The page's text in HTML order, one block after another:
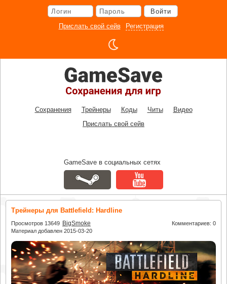
Войти
Прислать свой сейв
Регистрация
Сохранения Трейнеры Коды Читы
Видео
Прислать свой сейв
GameSave в социальных сетях
Трейнеры для Battlefield: Hardline
Просмотров 13649 BigSmoke
Материал добавлен 2015-03-20
Комментариев: 0